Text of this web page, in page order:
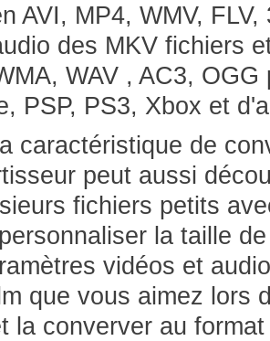
AVI, MP4, WMV,
des MKV fichiers
WAV , AC3,
PSP, PS3, Xbox et
caractéristique de
peut aussi
fichiers petits
la taille
vidéos et
que vous aimez lors
la converver au